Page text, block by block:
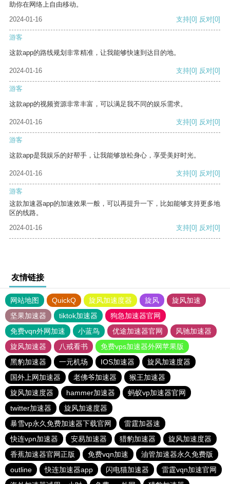
助你在网络上自由移动。
2024-01-16
支持[0] 反对[0]
游客
这款app的路线规划非常精准，让我能够快速到达目的地。
2024-01-16 支持[0] 反对[0]
游客
这款app的视频资源非常丰富，可以满足我不同的娱乐需求。
2024-01-16 支持[0] 反对[0]
游客
这款app是我娱乐的好帮手，让我能够放松身心，享受美好时光。
2024-01-16 支持[0] 反对[0]
游客
这款加速器app的加速效果一般，可以再提升一下，比如能够支持更多地
区的线路。
2024-01-16
支持[0] 反对[0]
友情链接
网站地图 QuickQ 旋风加速度器 旋风
旋风加速
坚果加速器
tiktok加速器
狗急加速器官网
免费vqn外网加速
小蓝鸟 优途加速器官网
风驰加速器
旋风加速器
八戒看书
免费vps加速器外网苹果版
黑豹加速器
一元机场 IOS加速器
旋风加速度器
国外上网加速器
老佛爷加速器
猴王加速器
旋风加速度器
hammer加速器
蚂蚁vp加速器官网
twitter加速器
旋风加速度器
暴雪vp永久免费加速器下载官网
雷霆加器速
快连vρn加速器
安易加速器 猎豹加速器
旋风加速度器
香蕉加速器官网正版
免费vqn加速
油管加速器永久免费版
outline
快连加速器app 闪电猫加速器
雷霆vqn加速官网